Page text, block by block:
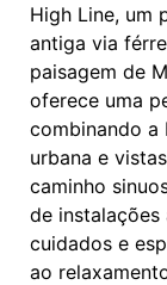
High Line, um
antiga via
paisagem de
oferece uma
combinando a
urbana e
caminho
de
cuidados e
ao